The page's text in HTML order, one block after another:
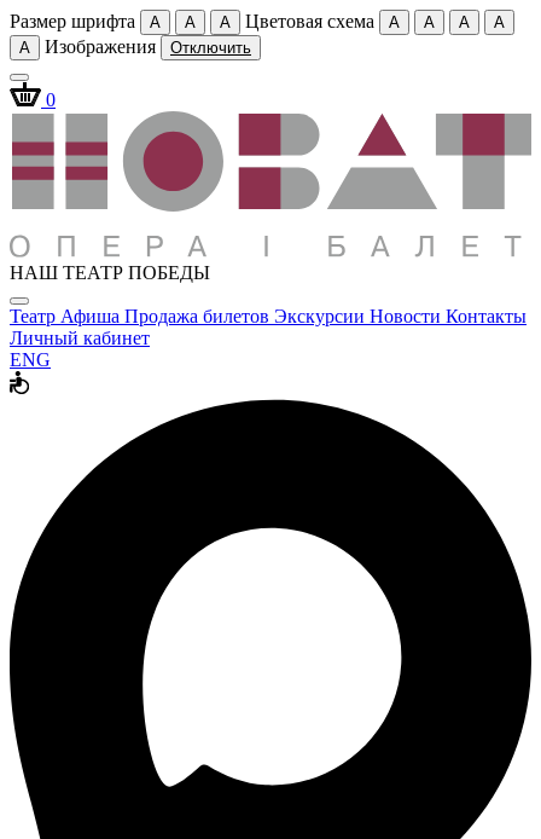
Размер шрифта A A A Цветовая схема A A A
A
A
Изображения Отключить
0
НАШ ТЕАТР ПОБЕДЫ
Театр Афиша Продажа билетов Экскурсии Новости Контакты
Личный кабинет
ENG